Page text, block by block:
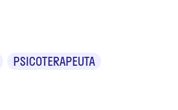
PSICOTERAPEUTA